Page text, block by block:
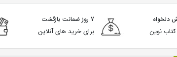
دلخواه
نوین
7 روز ضمانت بازگشت
برای خرید های آنلاین